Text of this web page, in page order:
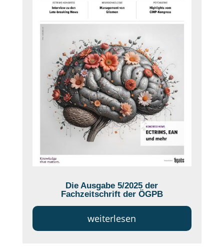
Die Ausgabe 5/2025 der
Fachzeitschrift der ÖGPB
weiterlesen